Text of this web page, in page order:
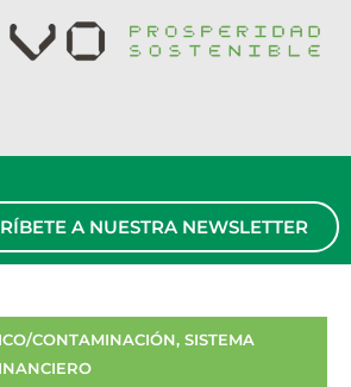
A NUESTRA NEWSLETTER
CONTAMINACIÓN, SISTEMA